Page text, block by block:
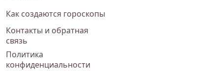
Как создаются гороскопы
Контакты и обратная
связь
Политика
конфиденциальности